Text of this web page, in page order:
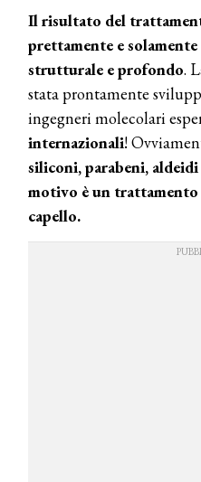
Il risultato del
prettamente e
strutturale e profondo.
stata prontamente
ingegneri molecolari
internazionali!
siliconi, parabeni,
motivo è un
capello.